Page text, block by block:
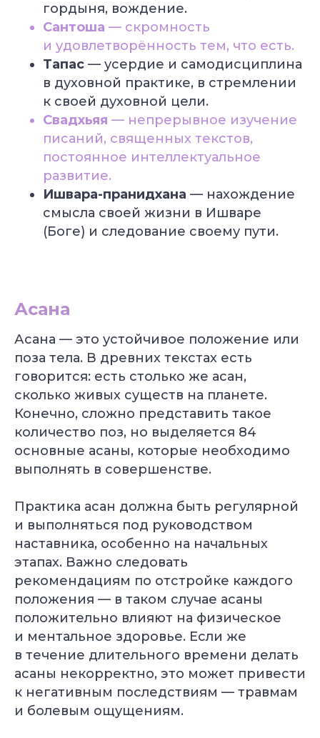
гордыня, вождение.
Сантоша — скромность
и удовлетворённость тем, что есть.
Тапас — усердие и самодисциплина
в духовной практике, в стремлении
к своей духовной цели.
Свадхьяя — непрерывное изучение
писаний, священных текстов,
постоянное интеллектуальное
развитие.
Ишвара-пранидхана — нахождение
смысла своей жизни в Ишваре
(Боге) и следование своему пути.
Асана
Асана — это устойчивое положение или
поза тела. В древних текстах есть
говорится: есть столько же асан,
сколько живых существ на планете.
Конечно, сложно представить такое
количество поз, но выделяется 84
основные асаны, которые необходимо
выполнять в совершенстве.
Практика асан должна быть регулярной
и выполняться под руководством
наставника, особенно на начальных
этапах. Важно следовать
рекомендациям по отстройке каждого
положения — в таком случае асаны
положительно влияют на физическое
и ментальное здоровье. Если же
в течение длительного времени делать
асаны некорректно, это может привести
к негативным последствиям — травмам
и болевым ощущениям.